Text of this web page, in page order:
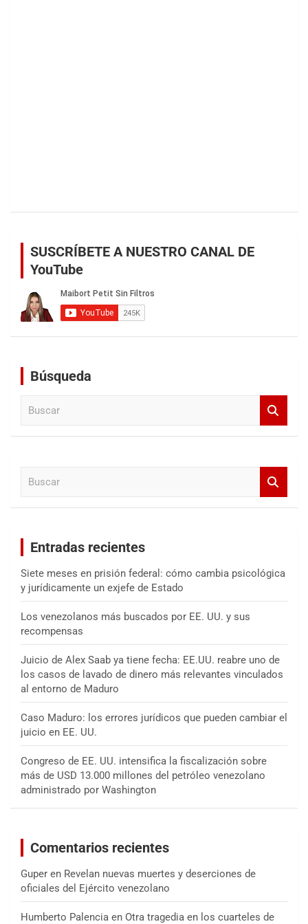
SUSCRÍBETE A NUESTRO CANAL DE
YouTube
Búsqueda
Entradas recientes
Siete meses en prisión federal: cómo cambia psicológica
y jurídicamente un exjefe de Estado
Los venezolanos más buscados por EE. UU. y sus
recompensas
Juicio de Alex Saab ya tiene fecha: EE.UU. reabre uno de
los casos de lavado de dinero más relevantes vinculados
al entorno de Maduro
Caso Maduro: los errores jurídicos que pueden cambiar el
juicio en EE. UU.
Congreso de EE. UU. intensifica la fiscalización sobre
más de USD 13.000 millones del petróleo venezolano
administrado por Washington
Comentarios recientes
Guper en Revelan nuevas muertes y deserciones de
oficiales del Ejército venezolano
Humberto Palencia en Otra tragedia en los cuarteles de